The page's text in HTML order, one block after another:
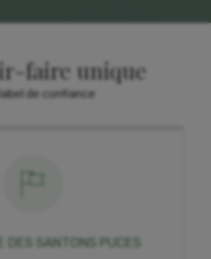
faire unique
de confiance
DES SANTONS PUCES